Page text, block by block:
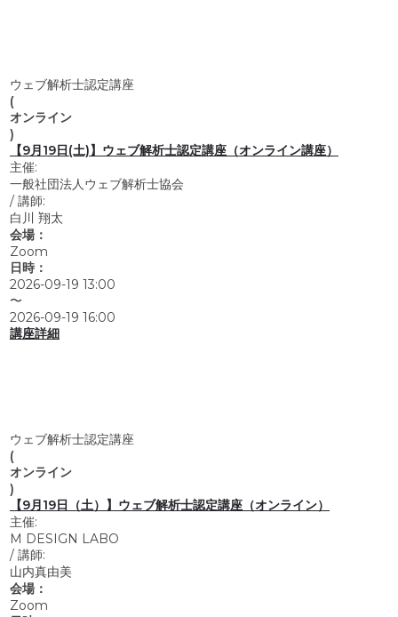
ウェブ解析士認定講座
(
オンライン
)
【9月19日(土)】ウェブ解析士認定講座（オンライン講座）
主催:
一般社団法人ウェブ解析士協会
/ 講師:
白川 翔太
会場：
Zoom
日時：
2026-09-19 13:00
〜
2026-09-19 16:00
講座詳細
ウェブ解析士認定講座
(
オンライン
)
【9月19日（土）】ウェブ解析士認定講座（オンライン）
主催:
M DESIGN LABO
/ 講師:
山内真由美
会場：
Zoom